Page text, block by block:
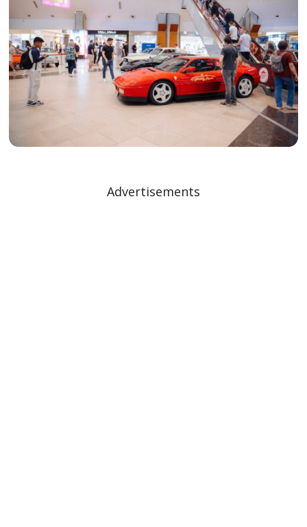
Advertisements